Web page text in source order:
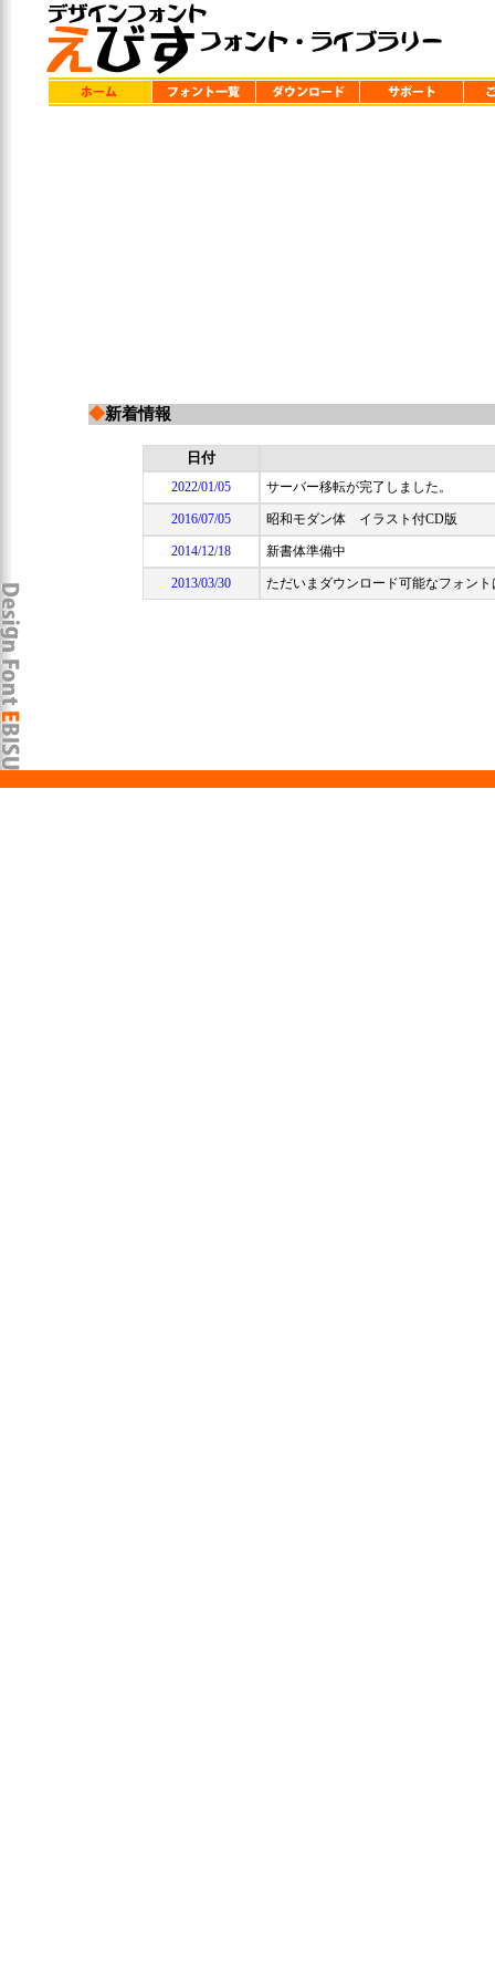
◆新着情報
日付
2022/01/05 サーバー移転が完了しました。
2016/07/05 昭和モダン体 イラスト付CD版
2014/12/18 新書体準備中
2013/03/30 ただいまダウンロード可能なフォント